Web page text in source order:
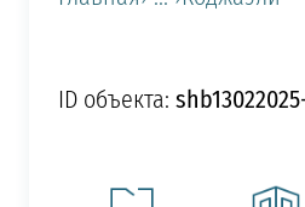
ID объекта: